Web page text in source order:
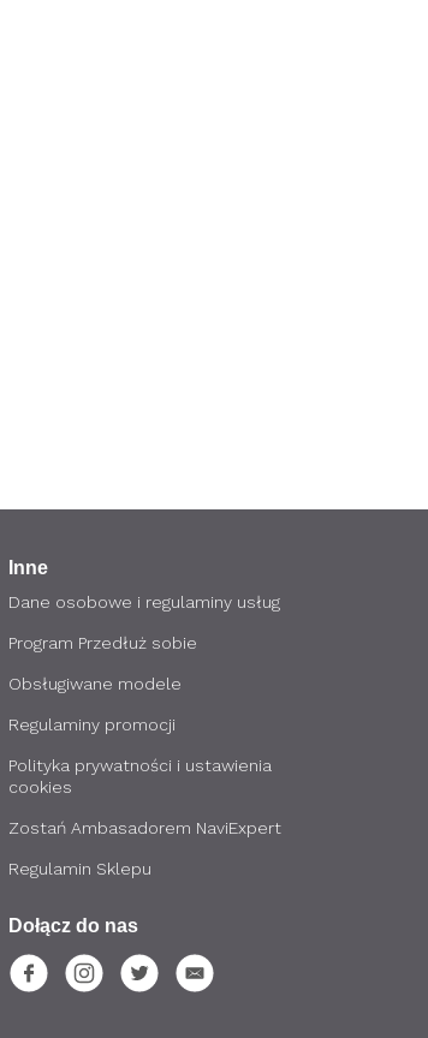
Inne
Dane osobowe i regulaminy usług
Program Przedłuż sobie
Obsługiwane modele
Regulaminy promocji
Polityka prywatności i ustawienia
cookies
Zostań Ambasadorem NaviExpert
Regulamin Sklepu
Dołącz do nas